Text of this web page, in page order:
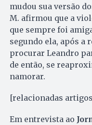
mudou sua versão
M. afirmou que a
que sempre foi
segundo ela, após a
procurar Leandro
de então, se
namorar.
[relacionadas
Em entrevista ao